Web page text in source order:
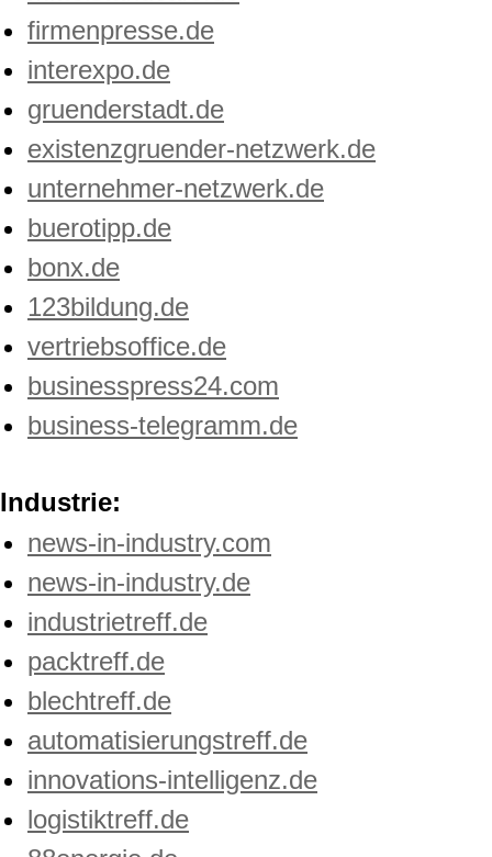
firmenpresse.de
interexpo.de
gruenderstadt.de
existenzgruender-netzwerk.de
unternehmer-netzwerk.de
buerotipp.de
bonx.de
123bildung.de
vertriebsoffice.de
businesspress24.com
business-telegramm.de
Industrie:
news-in-industry.com
news-in-industry.de
industrietreff.de
packtreff.de
blechtreff.de
automatisierungstreff.de
innovations-intelligenz.de
logistiktreff.de